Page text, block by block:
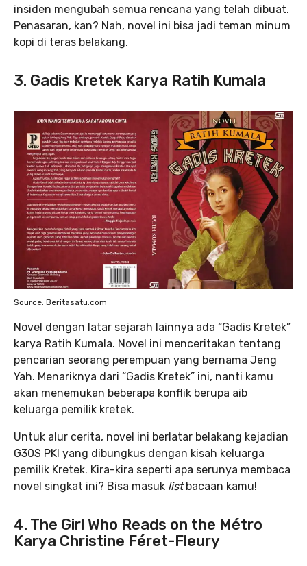
insiden mengubah semua rencana yang telah dibuat.
Penasaran, kan? Nah, novel ini bisa jadi teman minum
kopi di teras belakang.
3. Gadis Kretek Karya Ratih Kumala
Source: Beritasatu.com
Novel dengan latar sejarah lainnya ada “Gadis Kretek”
karya Ratih Kumala. Novel ini menceritakan tentang
pencarian seorang perempuan yang bernama Jeng
Yah. Menariknya dari “Gadis Kretek” ini, nanti kamu
akan menemukan beberapa konflik berupa aib
keluarga pemilik kretek.
Untuk alur cerita, novel ini berlatar belakang kejadian
G30S PKI yang dibungkus dengan kisah keluarga
pemilik Kretek. Kira-kira seperti apa serunya membaca
novel singkat ini? Bisa masuk listbacaan kamu!
4. The Girl Who Reads on the Métro
Karya Christine Féret-Fleury